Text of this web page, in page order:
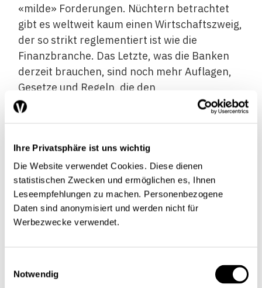
Ihre Privatsphäre ist uns wichtig
Die Website verwendet Cookies. Diese dienen
statistischen Zwecken und ermöglichen es, Ihnen
Leseempfehlungen zu machen. Personenbezogene
Daten sind anonymisiert und werden nicht für
Werbezwecke verwendet.
Notwendig
«milde» Forderungen. Nüchtern betrachtet
gibt es weltweit kaum einen Wirtschaftszweig,
der so strikt reglementiert ist wie die
Finanzbranche. Das Letzte, was die Banken
derzeit brauchen, sind noch mehr Auflagen,
Gesetze und Regeln, die den
Verwaltungsapparat noch aufwändiger
werden und die Kosten explodieren lassen.
Geben und Nehmen
Es ist grundsätzlich störend, wenn grosse
private Bankinstitute im Notfall auf eine
für die über 300000 kleinen und mittleren